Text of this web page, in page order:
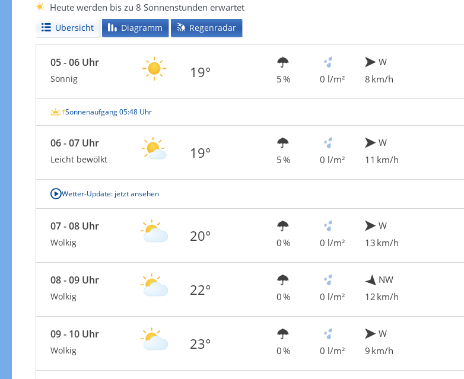
Heute werden bis zu 8 Sonnenstunden erwartet
Übersicht Diagramm Regenradar
05 - 06 Uhr
Sonnig 19° 5 % 0 l/m²
W
8 km/h
Sonnenaufgang 05:48 Uhr
06 - 07 Uhr
Leicht bewölkt 19° 5 % 0 l/m²
W
11 km/h
Wetter-Update: jetzt ansehen
07 - 08 Uhr
Wolkig 20° 0 % 0 l/m²
W
13 km/h
08 - 09 Uhr
Wolkig 22° 0 % 0 l/m²
NW
12 km/h
09 - 10 Uhr
Wolkig 23° 0 % 0 l/m²
W
9 km/h